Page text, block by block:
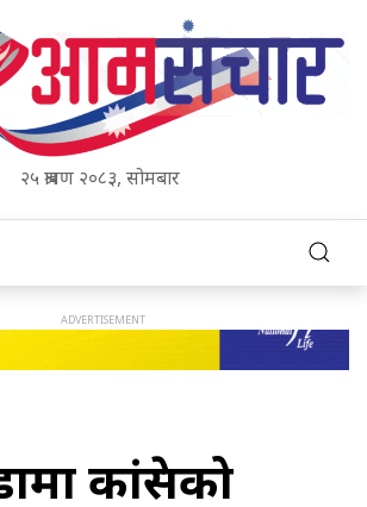
२५ श्रावण २०८३, सोमबार
कांग्रेसको